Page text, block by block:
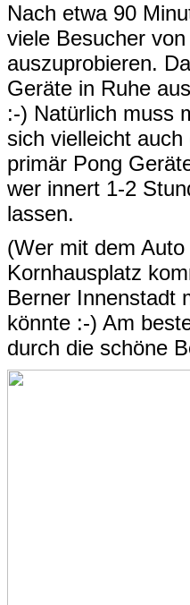
Nach etwa 90
viele Besucher
auszuprobieren.
Geräte in Ruhe
:-) Natürlich muss
sich vielleicht
primär Pong
wer innert 1-2
lassen.
(Wer mit dem
Kornhausplatz
Berner Innenstadt
könnte :-) Am
durch die schöne